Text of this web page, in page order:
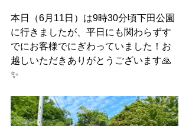
本日（6月11日）は9時30分頃下田公園
に行きましたが、平日にも関わらずす
でにお客様でにぎわっていました！お
越しいただきありがとうございます🙏
✨